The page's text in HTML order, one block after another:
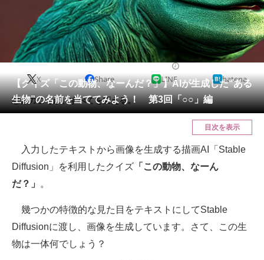
地域
住まい 教育・育児
動物 リサーチ
会員記事
メディア
ITの今と未来を見通す
スマホと通信の最新トレンド
進化するPCとデバイスの未来
好きが集まる 比べて選べる
【クイズ「この動物、なーんだ？」】AIが生成した“ある
生物”の名前を当ててみよう！ 第3回「○○」編
X Share LINE hatena
想像力こそが、すべてを変える。
目次を表示
入力したテキストから画像を生成する描画AI「Stable
Diffusion」を利用したクイズ 「この動物、なーん
だ？」
。
幾つかの特徴的な見た目をテキストにしてStable
Diffusionに渡し、画像を生成しています。さて、この生
物は一体何でしょう？